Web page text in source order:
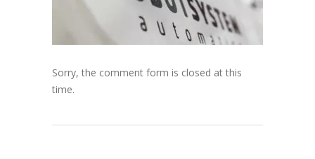
Sorry, the comment form is closed at this
time.